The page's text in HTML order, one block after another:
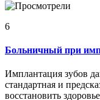
6
Больничный при
Имплантация зубов
стандартная и
восстановить